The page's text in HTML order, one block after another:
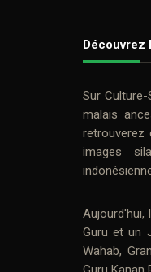
Découvrez
Sur Culture-
malais
retrouverez
images
Guru et un
Wahab,